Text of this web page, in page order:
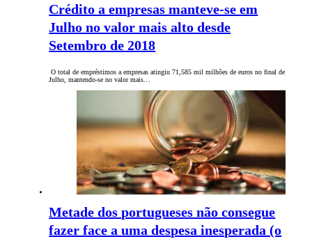
Crédito a empresas manteve-se em
Julho no valor mais alto desde
Setembro de 2018
O total de empréstimos a empresas atingiu 71,585 mil milhões de euros no final de
Julho, mantendo-se no valor mais…
Metade dos portugueses não consegue
fazer face a uma despesa inesperada (o